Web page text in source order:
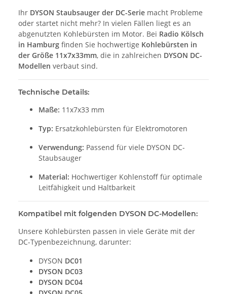
Ihr DYSON Staubsauger der DC-Serie macht Probleme
oder startet nicht mehr? In vielen Fällen liegt es an
abgenutzten Kohlebürsten im Motor. Bei Radio Kölsch
in Hamburg finden Sie hochwertige Kohlebürsten in
der Größe 11x7x33mm, die in zahlreichen DYSON DC-
Modellen verbaut sind.
Technische Details:
Maße: 11x7x33 mm
Typ: Ersatzkohlebürsten für Elektromotoren
Verwendung: Passend für viele DYSON DC-
Staubsauger
Material: Hochwertiger Kohlenstoff für optimale
Leitfähigkeit und Haltbarkeit
Kompatibel mit folgenden DYSON DC-Modellen:
Unsere Kohlebürsten passen in viele Geräte mit der
DC-Typenbezeichnung, darunter:
DYSON DC01
DYSON DC03
DYSON DC04